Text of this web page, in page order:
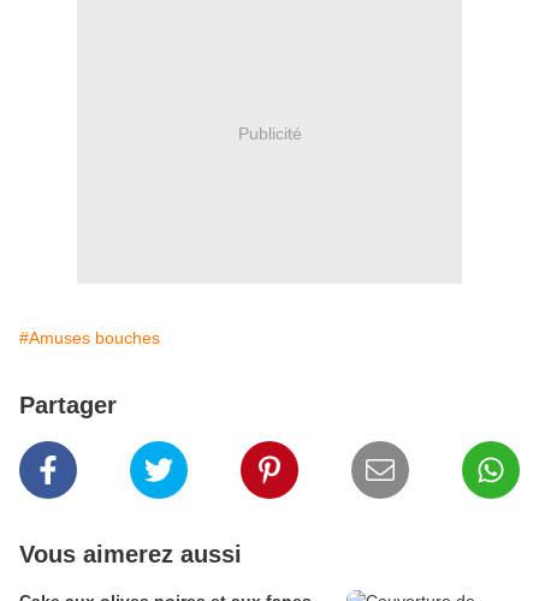
Publicité
#Amuses bouches
Partager
Vous aimerez aussi